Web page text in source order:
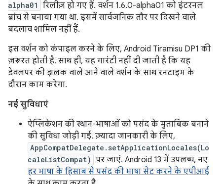
alpha01
रिलीज़ हो गए हैं. वर्शन 1.6.0-alpha01 को इंटरनल
ब्रांच से बनाया गया था. इसमें सार्वजनिक तौर पर दिखने वाले
बदलाव शामिल नहीं हैं.
इस वर्शन को कंपाइल करने के लिए, Android Tiramisu DP1 की
ज़रूरत होती है. साथ ही, यह गारंटी नहीं दी जाती है कि यह
डेवलपर की झलक वाले आने वाले वर्शन के साथ रनटाइम के
दौरान काम करेगा.
नई सुविधाएं
ऐप्लिकेशन की स्थान-भाषाओं को पसंद के मुताबिक बनाने
की सुविधा जोड़ी गई. ज़्यादा जानकारी के लिए,
AppCompatDelegate.setApplicationLocales(Lo
caleListCompat) पर जाएं. Android 13 में उपलब्ध, नए
हर भाषा के हिसाब से पसंद की भाषा सेट करने के एपीआई